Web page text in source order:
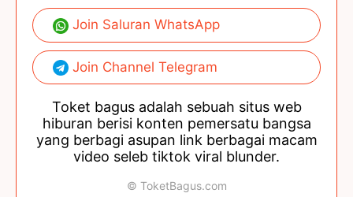
Join Saluran WhatsApp
Join Channel Telegram
Toket bagus adalah sebuah situs web
hiburan berisi konten pemersatu bangsa
yang berbagi asupan link berbagai macam
video seleb tiktok viral blunder.
© ToketBagus.com